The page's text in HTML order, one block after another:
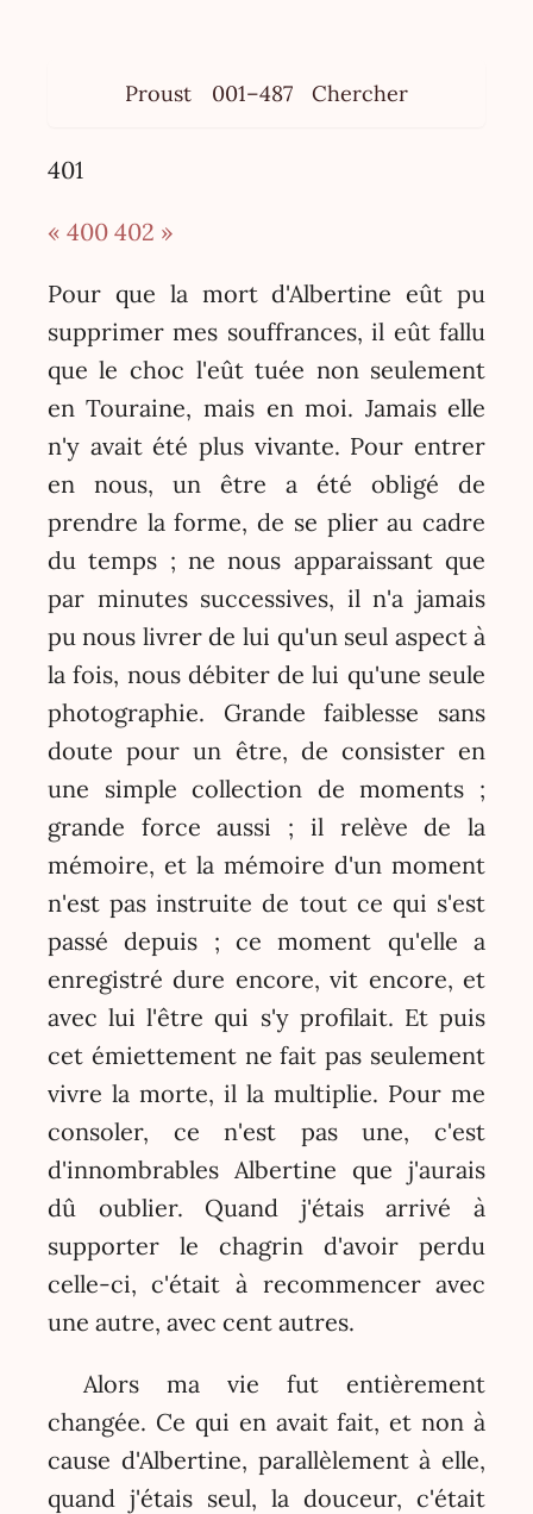
Proust 001–487 Chercher
401
« 400 402 »
Pour que la mort d'Albertine eût pu
supprimer mes souffrances, il eût fallu
que le choc l'eût tuée non seulement
en Touraine, mais en moi. Jamais elle
n'y avait été plus vivante. Pour entrer
en nous, un être a été obligé de
prendre la forme, de se plier au cadre
du temps ; ne nous apparaissant que
par minutes successives, il n'a jamais
pu nous livrer de lui qu'un seul aspect à
la fois, nous débiter de lui qu'une seule
photographie. Grande faiblesse sans
doute pour un être, de consister en
une simple collection de moments ;
grande force aussi ; il relève de la
mémoire, et la mémoire d'un moment
n'est pas instruite de tout ce qui s'est
passé depuis ; ce moment qu'elle a
enregistré dure encore, vit encore, et
avec lui l'être qui s'y profilait. Et puis
cet émiettement ne fait pas seulement
vivre la morte, il la multiplie. Pour me
consoler, ce n'est pas une, c'est
d'innombrables Albertine que j'aurais
dû oublier. Quand j'étais arrivé à
supporter le chagrin d'avoir perdu
celle-ci, c'était à recommencer avec
une autre, avec cent autres.
Alors ma vie fut entièrement
changée. Ce qui en avait fait, et non à
cause d'Albertine, parallèlement à elle,
quand j'étais seul, la douceur, c'était